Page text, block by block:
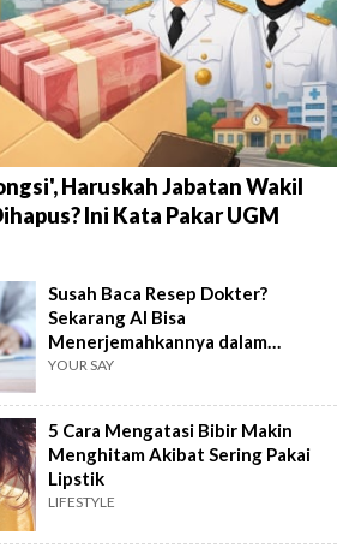
Haruskah Jabatan Wakil
Ini Kata Pakar UGM
Susah Baca Resep Dokter?
Sekarang AI Bisa
Menerjemahkannya dalam
Hitungkan Detik!
YOUR SAY
5 Cara Mengatasi Bibir Makin
Menghitam Akibat Sering Pakai
Lipstik
LIFESTYLE